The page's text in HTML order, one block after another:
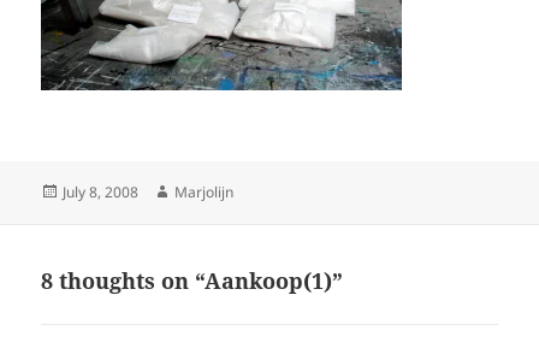
Posted
July 8, 2008 Author
Marjolijn
8 thoughts on “Aankoop(1)”